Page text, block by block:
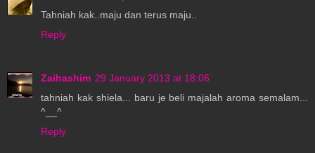
Tahniah kak..maju dan terus maju..
Reply
Zaihashim 29 January 2013 at 18:06
tahniah kak shiela... baru je beli majalah aroma semalam...
^__^
Reply